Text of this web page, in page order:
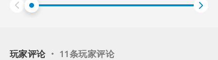
玩家评论 11条玩家评论